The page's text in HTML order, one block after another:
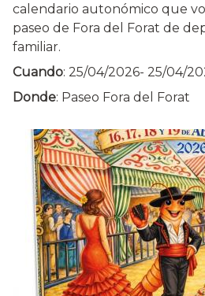
calendario autonómico que
paseo de Fora del Forat de
familiar.
Cuando: 25/04/2026- 25/04/
Donde: Paseo Fora del Forat